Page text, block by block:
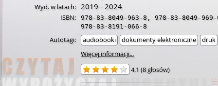
Wyd. w latach: 2019 - 2024
ISBN: 978-83-8049-963-8, 978-83-8049-969-
978-83-8191-066-8
Autotagi: audiobooki dokumenty elektroniczne
druk
Więcej informacji...
4.1 (8 głosów)